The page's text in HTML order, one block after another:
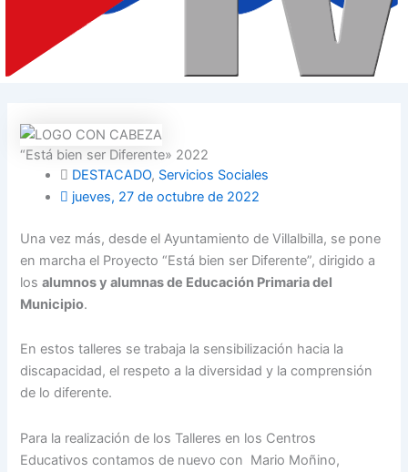
“Está bien ser Diferente» 2022
DESTACADO, Servicios Sociales
jueves, 27 de octubre de 2022
Una vez más, desde el Ayuntamiento de Villalbilla, se pone
en marcha el Proyecto “Está bien ser Diferente”, dirigido a
losalumnos y alumnas de Educación Primaria del
Municipio.
En estos talleres se trabaja la sensibilización hacia la
discapacidad, el respeto a la diversidad y la comprensión
de lo diferente.
Para la realización de los Talleres en los Centros
Educativos contamos de nuevo con Mario Moñino,